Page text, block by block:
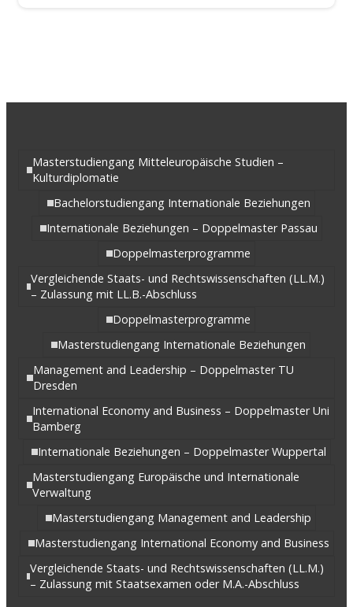
Masterstudiengang Mitteleuropäische Studien –
Kulturdiplomatie
Bachelorstudiengang Internationale Beziehungen
Internationale Beziehungen – Doppelmaster Passau
Doppelmasterprogramme
Vergleichende Staats- und Rechtswissenschaften (LL.M.)
– Zulassung mit LL.B.-Abschluss
Doppelmasterprogramme
Masterstudiengang Internationale Beziehungen
Management and Leadership – Doppelmaster TU
Dresden
International Economy and Business – Doppelmaster Uni
Bamberg
Internationale Beziehungen – Doppelmaster Wuppertal
Masterstudiengang Europäische und Internationale
Verwaltung
Masterstudiengang Management and Leadership
Masterstudiengang International Economy and Business
Vergleichende Staats- und Rechtswissenschaften (LL.M.)
– Zulassung mit Staatsexamen oder M.A.-Abschluss